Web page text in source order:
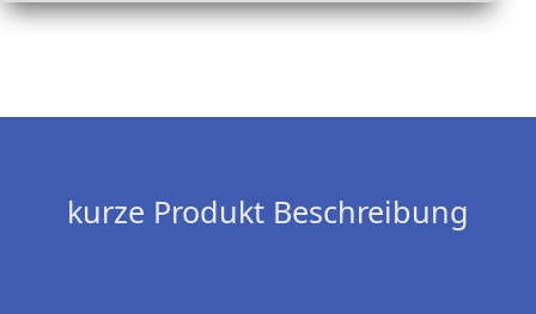
kurze Produkt Beschreibung